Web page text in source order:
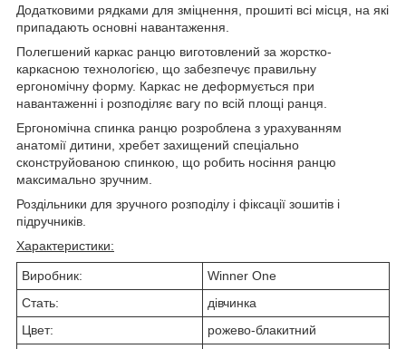
Додатковими рядками для зміцнення, прошиті всі місця, на які
припадають основні навантаження.
Полегшений каркас ранцю виготовлений за жорстко-
каркасною технологією, що забезпечує правильну
ергономічну форму. Каркас не деформується при
навантаженні і розподіляє вагу по всій площі ранця.
Ергономічна спинка ранцю розроблена з урахуванням
анатомії дитини, хребет захищений спеціально
сконструйованою спинкою, що робить носіння ранцю
максимально зручним.
Роздільники для зручного розподілу і фіксації зошитів і
підручників.
Характеристики:
Виробник:
Winner One
Стать:
дівчинка
Цвет:
рожево-блакитний